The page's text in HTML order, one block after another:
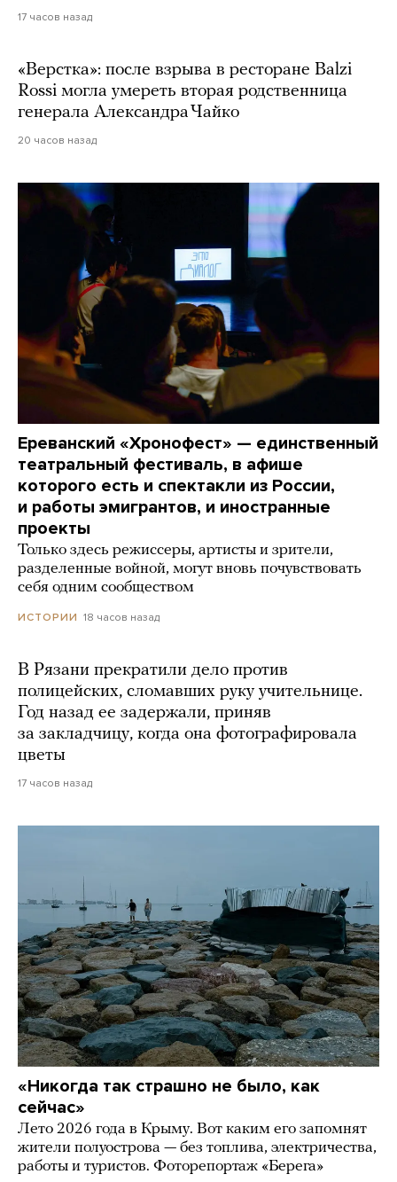
17 часов назад
«Верстка»: после взрыва в ресторане Balzi
Rossi могла умереть вторая родственница
генерала Александра Чайко
20 часов назад
Ереванский «Хронофест» — единственный
театральный фестиваль, в афише
которого есть и спектакли из России,
и работы эмигрантов, и иностранные
проекты
Только здесь режиссеры, артисты и зрители,
разделенные войной, могут вновь почувствовать
себя одним сообществом
ИСТОРИИ 18 часов назад
В Рязани прекратили дело против
полицейских, сломавших руку учительнице.
Год назад ее задержали, приняв
за закладчицу, когда она фотографировала
цветы
17 часов назад
«Никогда так страшно не было, как
сейчас»
Лето 2026 года в Крыму. Вот каким его запомнят
жители полуострова — без топлива, электричества,
работы и туристов. Фоторепортаж «Берега»